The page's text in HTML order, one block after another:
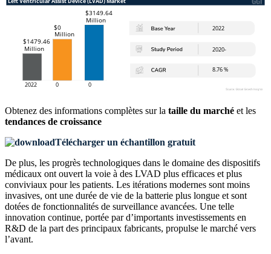
Obtenez des informations complètes sur la taille du marché et les
tendances de croissance
Télécharger un échantillon gratuit
De plus, les progrès technologiques dans le domaine des dispositifs
médicaux ont ouvert la voie à des LVAD plus efficaces et plus
conviviaux pour les patients. Les itérations modernes sont moins
invasives, ont une durée de vie de la batterie plus longue et sont
dotées de fonctionnalités de surveillance avancées. Une telle
innovation continue, portée par d’importants investissements en
R&D de la part des principaux fabricants, propulse le marché vers
l’avant.